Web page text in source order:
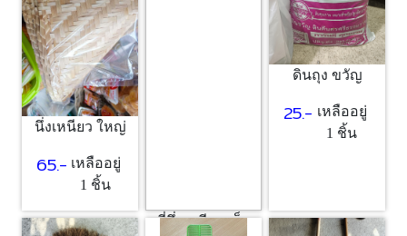
นึ่งเหนียว ใหญ่
65.- เหลืออยู่
1 ชิ้น
ที่นึ่งเหนียว เล็ก
ดินถุง ขวัญ
25.- เหลืออยู่
1 ชิ้น